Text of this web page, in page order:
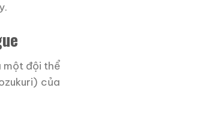
một đội thể
của